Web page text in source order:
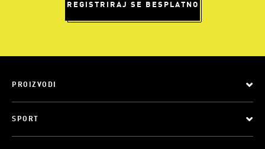
REGISTRIRAJ SE BESPLATNO
PROIZVODI
SPORT